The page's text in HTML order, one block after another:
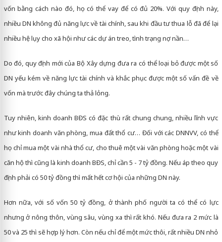
vốn bằng cách nào đó, họ có thể vay để có đủ 20%. Với quy định này,
nhiều DN không đủ năng lực về tài chính, sau khi đầu tư thua lỗ đã để lại
nhiều hệ lụy cho xã hội như các dự án treo, tình trạng nợ nần…
Do đó, quy định mới của Bộ Xây dựng đưa ra có thể loại bỏ được một số
DN yếu kém về năng lực tài chính và khắc phục được một số vấn đề về
vốn mà trước đây chúng ta thả lỏng.
Tuy nhiên, kinh doanh BĐS có đặc thù rất chung chung, nhiều lĩnh vực
như kinh doanh văn phòng, mua đất thổ cư… Đối với các DNNVV, có thể
họ chỉ mua một vài nhà thổ cư, cho thuê một vài văn phòng hoặc một vài
căn hộ thì cũng là kinh doanh BĐS, chỉ cần 5 - 7 tỷ đồng. Nếu áp theo quy
định phải có 50 tỷ đồng thì mất hết cơ hội của những DN này.
Hơn nữa, với số vốn 50 tỷ đồng, ở thành phố người ta có thể có lực
nhưng ở nông thôn, vùng sâu, vùng xa thì rất khó. Nếu đưa ra 2 mức là
50 và 25 thì sẽ hợp lý hơn. Còn nếu chỉ để một mức thôi, rất nhiều DN nhỏ